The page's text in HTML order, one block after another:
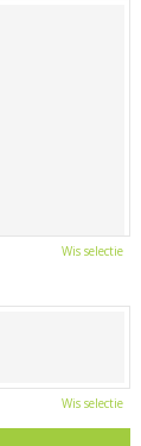
Wis selectie
Wis selectie